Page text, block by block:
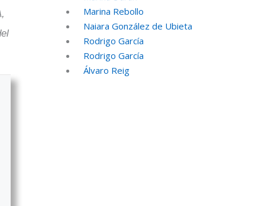
Marina Rebollo
Naiara González de Ubieta
Rodrigo García
Rodrigo García
Álvaro Reig